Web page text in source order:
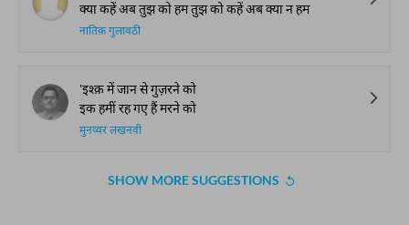
क्या कहें अब तुझ को हम तुझ को कहें अब क्या न हम
नातिक़ गुलावठी
'इश्क़ में जान से गुज़रने को
इक हमीं रह गए हैं मरने को
मुनव्वर लखनवी
SHOW MORE SUGGESTIONS